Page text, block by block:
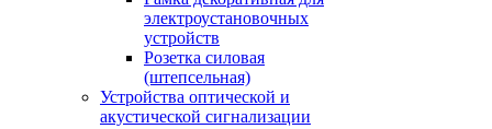
электроустановочных
устройств
Розетка силовая
(штепсельная)
Устройства оптической и
акустической сигнализации